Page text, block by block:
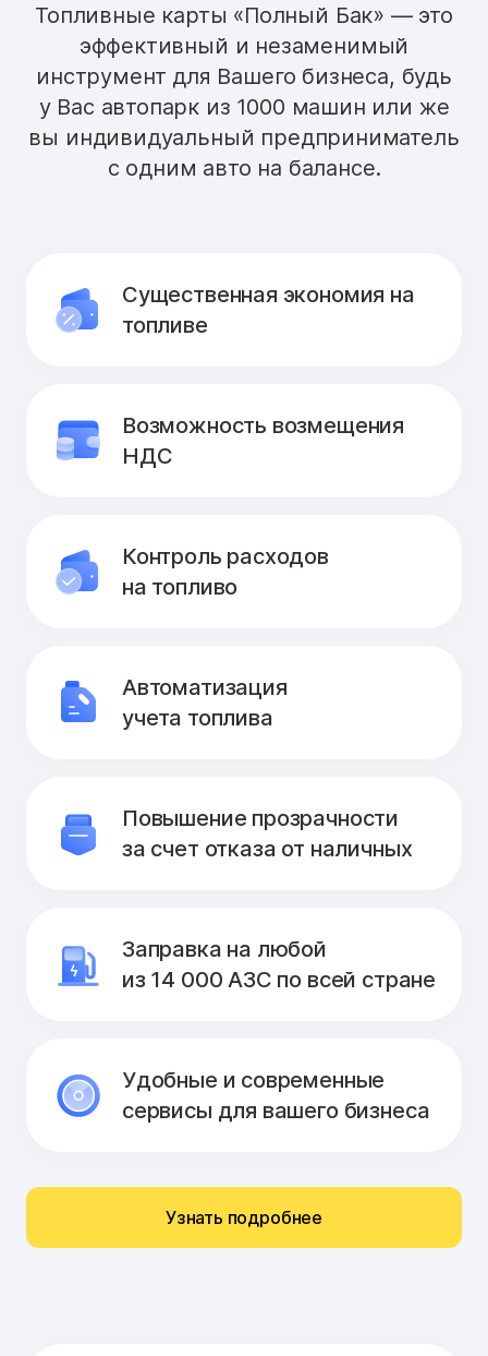
Топливные карты «Полный Бак» — это
эффективный и незаменимый
инструмент для Вашего бизнеса, будь
у Вас автопарк из 1000 машин или же
вы индивидуальный предприниматель
с одним авто на балансе.
Существенная экономия на
топливе
Возможность возмещения
НДС
Контроль расходов
на топливо
Автоматизация
учета топлива
Повышение прозрачности
за счет отказа от наличных
Заправка на любой
из 14 000 АЗС по всей стране
Удобные и современные
сервисы для вашего бизнеса
Узнать подробнее